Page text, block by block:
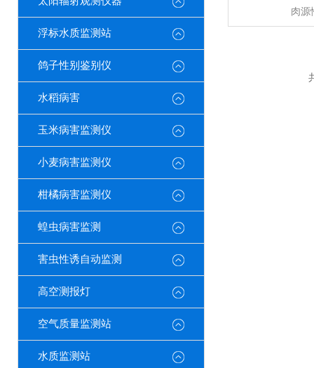
浮标水质监测站
鸽子性别鉴别仪
水稻病害
玉米病害监测仪
小麦病害监测仪
柑橘病害监测仪
蝗虫病害监测
害虫性诱自动监测
高空测报灯
空气质量监测站
水质监测站
肉源